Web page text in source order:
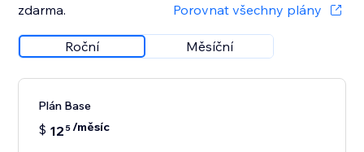
zdarma. Porovnat všechny plány
Roční Měsíční
Plán Base
$ 12 5/měsíc